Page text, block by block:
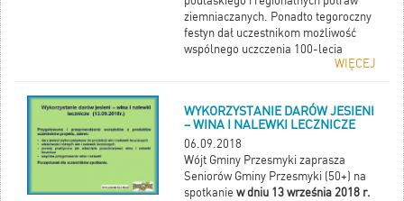
ziemniaczanych. Ponadto tegoroczny
festyn dał uczestnikom możliwość
wspólnego uczczenia 100-lecia
WIĘCEJ
WYKORZYSTANIE DARÓW JESIENI
– WINA I NALEWKI LECZNICZE
06.09.2018
Wójt Gminy Przesmyki zaprasza
Seniorów Gminy Przesmyki (50+) na
spotkaniew dniu 13 września 2018 r.